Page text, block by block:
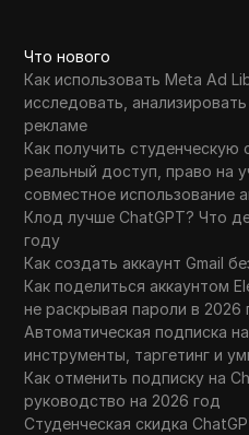
Что нового
Как использовать Meta Ad
исследовать,
рекламе
Как получить студенческую
реальный доступ, право на
совместное использование
Клод лучше ChatGPT? Что
году
Как создать аккаунт Gmail
Как поделиться аккаунтом
не раскрывая пароли в 2026
Автоматическая подписка
инструменты, таргетинг и
Как отменить подписку на
руководство на 2026 год
Студенческая скидка